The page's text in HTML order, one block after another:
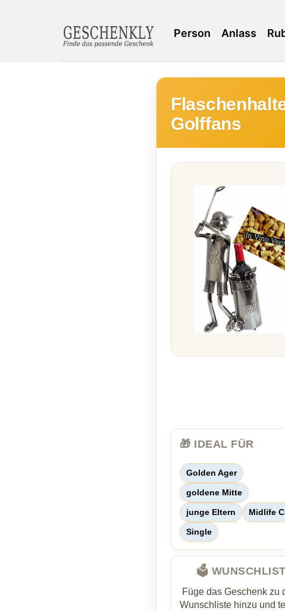
Person Anlass
Golffans
🎁 IDEAL FÜR
Golden Ager
goldene Mitte
junge Eltern Midlife
Single
🗳️
Füge das Geschenk zu
Wunschliste hinzu und